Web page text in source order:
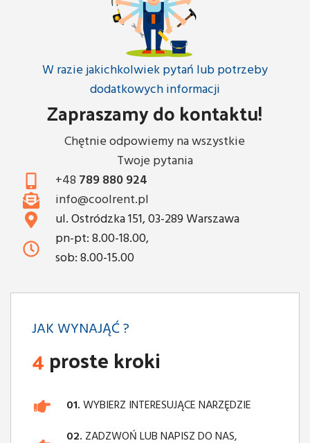
W razie jakichkolwiek pytań lub potrzeby
dodatkowych informacji
Zapraszamy do kontaktu!
Chętnie odpowiemy na wszystkie
Twoje pytania
+48 789 880 924
info@coolrent.pl
ul. Ostródzka 151, 03-289 Warszawa
pn-pt: 8.00-18.00,
sob: 8.00-15.00
JAK WYNAJĄĆ ?
4proste kroki
01.WYBIERZ INTERESUJĄCE NARZĘDZIE
02. ZADZWOŃ LUB NAPISZ DO NAS,